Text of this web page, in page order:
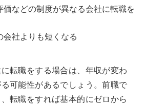
価などの制度が異なる会社に転職を
会社よりも短くなる
転職をする場合は、年収が変わ
可能性があるでしょう。前職で
転職をすれば基本的にゼロから